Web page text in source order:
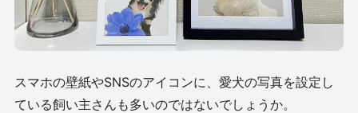
スマホの壁紙やSNSのアイコンに、愛犬の写真を設定し
ている飼い主さんも多いのではないでしょうか。